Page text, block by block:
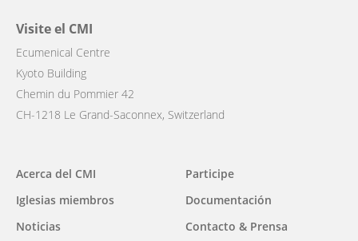
Visite el CMI
Ecumenical Centre
Kyoto Building
Chemin du Pommier 42
CH-1218 Le Grand-Saconnex, Switzerland
Main
navigation
Acerca del CMI
Iglesias miembros
Noticias
Participe
Documentación
Contacto & Prensa